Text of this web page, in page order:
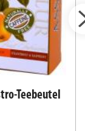
Teebeutel